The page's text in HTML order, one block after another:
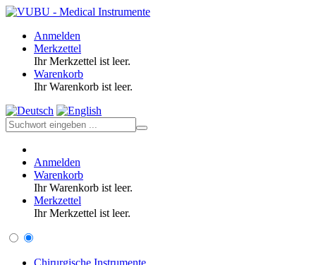
Anmelden
Merkzettel
Ihr Merkzettel ist leer.
Warenkorb
Ihr Warenkorb ist leer.
Anmelden
Warenkorb
Ihr Warenkorb ist leer.
Merkzettel
Ihr Merkzettel ist leer.
Chirurgische Instrumente